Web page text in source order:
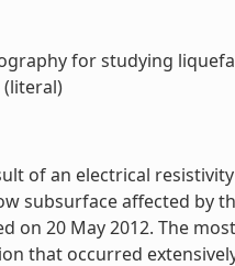
for studying
of an electrical
subsurface affected by
on 20 May 2012. The
that occurred